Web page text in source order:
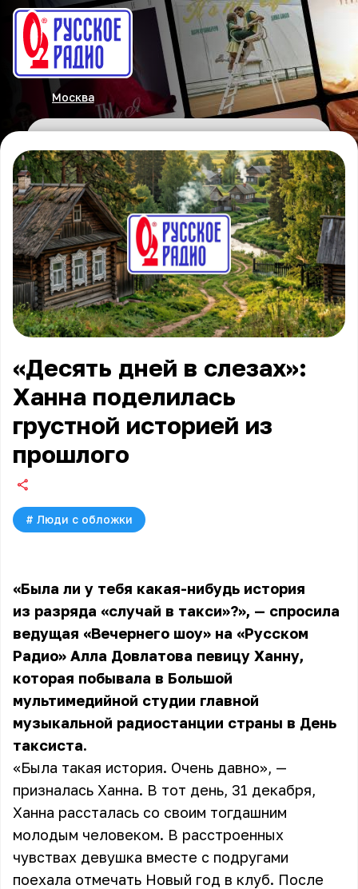
Москва
«Десять дней в слезах»:
Ханна поделилась
грустной историей из
прошлого
# Люди с обложки
«Была ли у тебя какая-нибудь история
из разряда «случай в такси»?», — спросила
ведущая «Вечернего шоу» на «Русском
Радио» Алла Довлатова певицу Ханну,
которая побывала в Большой
мультимедийной студии главной
музыкальной радиостанции страны в День
таксиста.
«Была такая история. Очень давно», —
призналась Ханна. В тот день, 31 декабря,
Ханна рассталась со своим тогдашним
молодым человеком. В расстроенных
чувствах девушка вместе с подругами
поехала отмечать Новый год в клуб. После